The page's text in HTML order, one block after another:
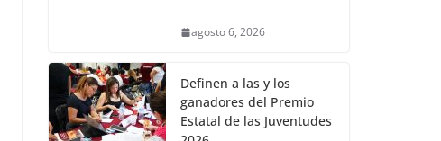
agosto 6, 2026
Definen a las y los
ganadores del Premio
Estatal de las Juventudes